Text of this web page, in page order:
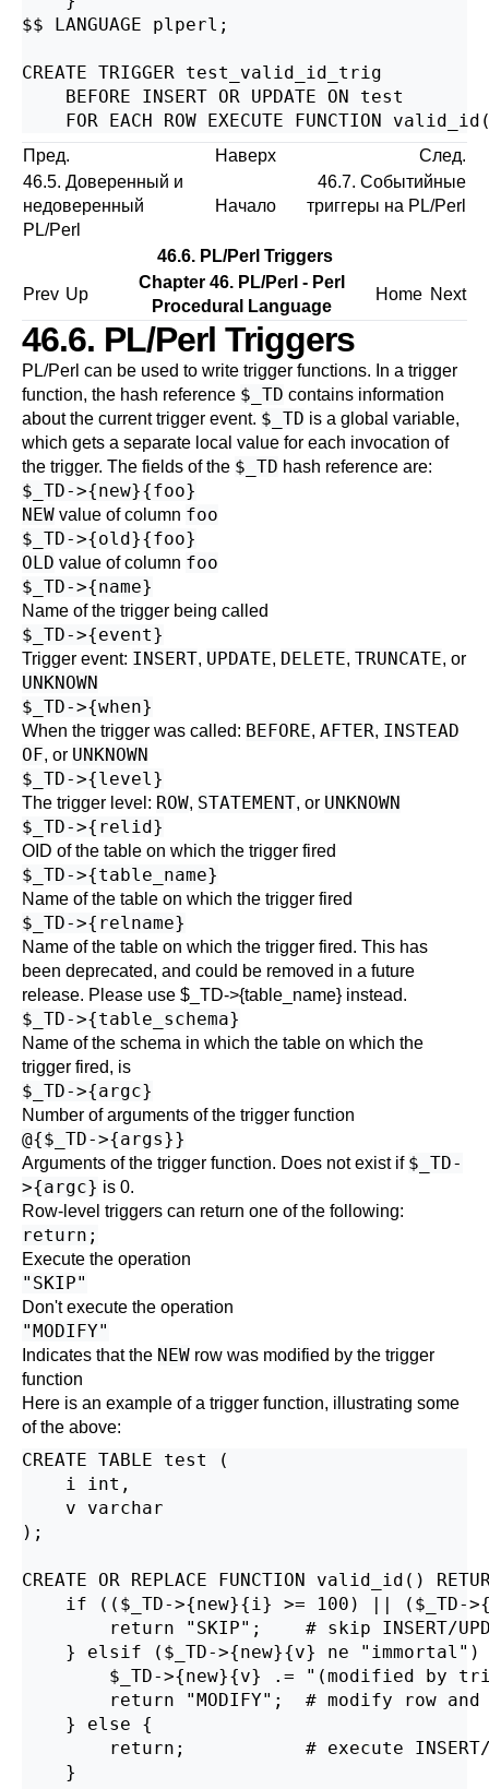
$$ LANGUAGE plperl;
CREATE TRIGGER test_valid_id_trig
    BEFORE INSERT OR UPDATE ON test
FOR EACH ROW EXECUTE FUNCTION
Пред. Наверх
След.
46.5. Доверенный и
недоверенный
PL/Perl
Начало
46.7. Событийные
триггеры на PL/Perl
46.6. PL/Perl Triggers
Prev Up
Chapter 46. PL/Perl - Perl
Procedural Language
Home Next
46.6. PL/Perl Triggers
PL/Perl can be used to write trigger functions. In a trigger
function, the hash reference $_TD contains information
about the current trigger event. $_TD is a global variable,
which gets a separate local value for each invocation of
the trigger. The fields of the $_TD hash reference are:
$_TD->{new}{foo}
NEW value of column foo
$_TD->{old}{foo}
OLD value of column foo
$_TD->{name}
Name of the trigger being called
$_TD->{event}
Trigger event: INSERT, UPDATE, DELETE, TRUNCATE, or
UNKNOWN
$_TD->{when}
When the trigger was called: BEFORE, AFTER, INSTEAD
OF, or UNKNOWN
$_TD->{level}
The trigger level: ROW, STATEMENT, or UNKNOWN
$_TD->{relid}
OID of the table on which the trigger fired
$_TD->{table_name}
Name of the table on which the trigger fired
$_TD->{relname}
Name of the table on which the trigger fired. This has
been deprecated, and could be removed in a future
release. Please use $_TD->{table_name} instead.
$_TD->{table_schema}
Name of the schema in which the table on which the
trigger fired, is
$_TD->{argc}
Number of arguments of the trigger function
@{$_TD->{args}}
Arguments of the trigger function. Does not exist if $_TD-
>{argc} is 0.
Row-level triggers can return one of the following:
return;
Execute the operation
"SKIP"
Don't execute the operation
"MODIFY"
Indicates that the NEW row was modified by the trigger
function
Here is an example of a trigger function, illustrating some
of the above:
CREATE TABLE test (
    i int,
    v varchar
);
CREATE OR REPLACE FUNCTION valid_id()
if (($_TD->{new}{i} >= 100) || ($_TD-
return "SKIP";    # skip INSERT/
} elsif ($_TD->{new}{v} ne "immortal")
$_TD->{new}{v} .= "(modified by
return "MODIFY";  # modify row
    } else {
return;           # execute
    }